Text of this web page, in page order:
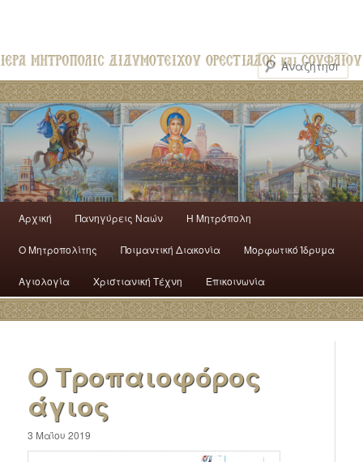
Αρχική Πανηγύρεις Ναών H Mητρόπολη
Ο Mητροπολίτης Ποιμαντική Διακονία Μορφωτικό Ίδρυμα
Αγιολογία Χριστιανική Τέχνη Επικοινωνία
Ο Τροπαιοφόρος
άγιος
3 Μαΐου 2019